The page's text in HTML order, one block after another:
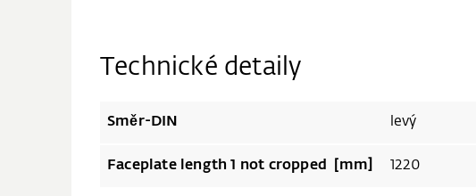
Technické detaily
Směr-DIN levý
Faceplate length 1 not cropped [mm] 1220